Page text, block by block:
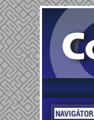
NAVIGÁTOR